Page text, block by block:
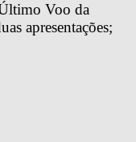
Voo da
apresentações;